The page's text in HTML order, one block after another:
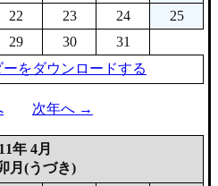
22 23 24
25
29 30
31
をダウンロードする
次年へ →
年 4月
月(うづき)